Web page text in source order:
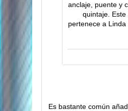
anclaje, puente y
quintaje. Este
pertenece a Linda
Es bastante común